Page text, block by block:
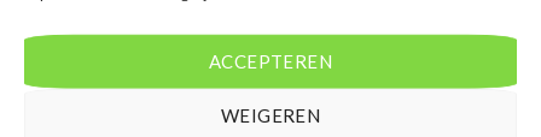
ACCEPTEREN
WEIGEREN